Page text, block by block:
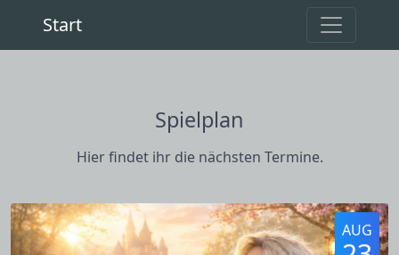
Start
Spielplan
Hier findet ihr die nächsten Termine.
AUG